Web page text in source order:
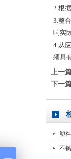
2.根
3.整
响实
4.从
须具
上一篇
下一篇
塑
不